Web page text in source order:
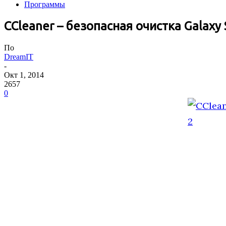
Программы
СCleaner – безопасная очистка Galaxy
По
DreamIT
-
Окт 1, 2014
2657
0